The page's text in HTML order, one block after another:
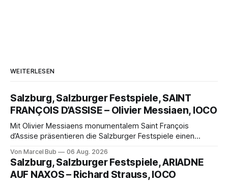
WEITERLESEN
Salzburg, Salzburger Festspiele, SAINT
FRANÇOIS D’ASSISE – Olivier Messiaen, IOCO
Mit Olivier Messiaens monumentalem Saint François
d’Assise präsentieren die Salzburger Festspiele einen
eine bildgewaltige Inszenierung, Maxime Pascal entfaltet
die komplexe Partitur eindrucksvoll, Philippe Sly berührt als
Franziskus.
Von Marcel Bub 06 Aug. 2026
Salzburg, Salzburger Festspiele, ARIADNE
AUF NAXOS – Richard Strauss, IOCO